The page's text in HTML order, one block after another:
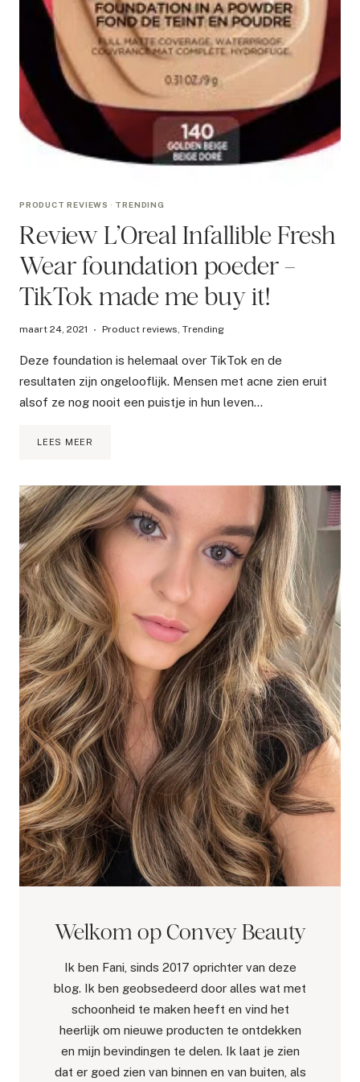
PRODUCT REVIEWS · TRENDING
Review L’Oreal Infallible Fresh
Wear foundation poeder –
TikTok made me buy it!
maart 24, 2021 Product reviews,Trending
Deze foundation is helemaal over TikTok en de
resultaten zijn ongelooflijk. Mensen met acne zien eruit
alsof ze nog nooit een puistje in hun leven…
LEES MEER
WEAR
FOUNDATION
POEDER
MADE
ME
BUY
IT!
Welkom op Convey Beauty
Ik ben Fani, sinds 2017 oprichter van deze
blog. Ik ben geobsedeerd door alles wat met
schoonheid te maken heeft en vind het
heerlijk om nieuwe producten te ontdekken
en mijn bevindingen te delen. Ik laat je zien
dat er goed zien van binnen en van buiten, als